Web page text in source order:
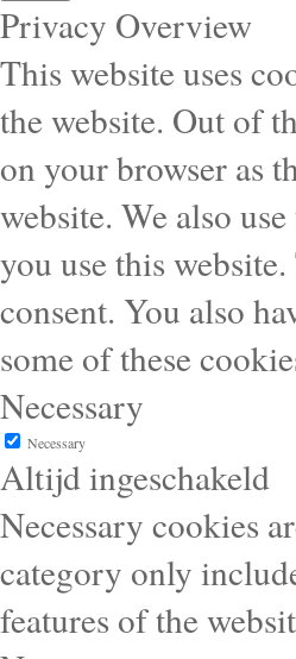
Privacy Overview
This website uses
the website. Out of
on your browser as
website. We also
you use this
consent. You also
some of these
Necessary
Necessary
Altijd ingeschakeld
Necessary cookies
category only
features of the